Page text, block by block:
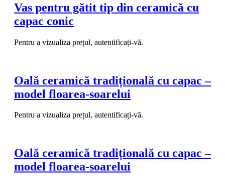
Vas pentru gătit tip din ceramică cu
capac conic
Pentru a vizualiza prețul, autentificați-vă.
Oală ceramică tradițională cu capac –
model floarea-soarelui
Pentru a vizualiza prețul, autentificați-vă.
Oală ceramică tradițională cu capac –
model floarea-soarelui